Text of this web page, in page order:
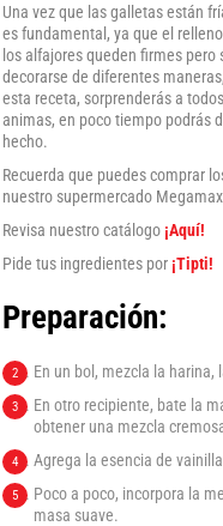
Una vez que las galletas están
es fundamental, ya que el
los alfajores queden firmes
decorarse de diferentes
esta receta, sorprenderás a
animas, en poco tiempo podrás
hecho.
Recuerda que puedes comprar
nuestro supermercado
Revisa nuestro catálogo ¡Aquí!
Pide tus ingredientes por ¡Tipti!
Preparación:
En un bol, mezcla la harina,
En otro recipiente, bate la
obtener una mezcla
Agrega la esencia de
Poco a poco, incorpora la
masa suave.